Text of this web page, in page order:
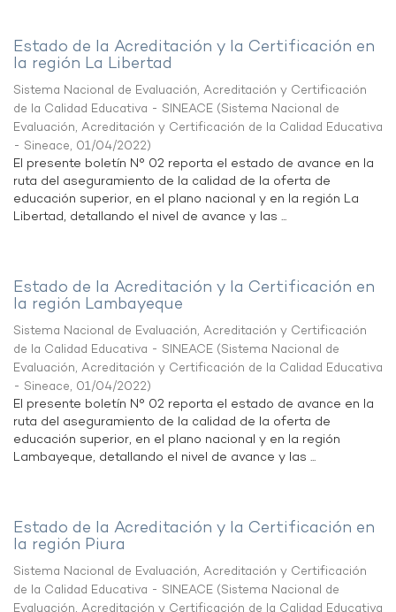
Estado de la Acreditación y la Certificación en
la región La Libertad
Sistema Nacional de Evaluación, Acreditación y Certificación
de la Calidad Educativa - SINEACE (Sistema Nacional de
Evaluación, Acreditación y Certificación de la Calidad Educativa
- Sineace, 01/04/2022)
El presente boletín N° 02 reporta el estado de avance en la
ruta del aseguramiento de la calidad de la oferta de
educación superior, en el plano nacional y en la región La
Libertad, detallando el nivel de avance y las ...
Estado de la Acreditación y la Certificación en
la región Lambayeque
Sistema Nacional de Evaluación, Acreditación y Certificación
de la Calidad Educativa - SINEACE (Sistema Nacional de
Evaluación, Acreditación y Certificación de la Calidad Educativa
- Sineace, 01/04/2022)
El presente boletín N° 02 reporta el estado de avance en la
ruta del aseguramiento de la calidad de la oferta de
educación superior, en el plano nacional y en la región
Lambayeque, detallando el nivel de avance y las ...
Estado de la Acreditación y la Certificación en
la región Piura
Sistema Nacional de Evaluación, Acreditación y Certificación
de la Calidad Educativa - SINEACE (Sistema Nacional de